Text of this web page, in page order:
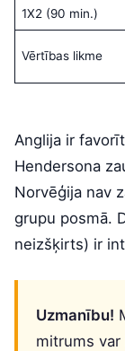
1X2 (90 min.)
Vērtības likme
Anglija ir
Hendersona
Norvēģija nav
grupu posmā.
neizšķirts) ir
Uzmanību!
mitrums